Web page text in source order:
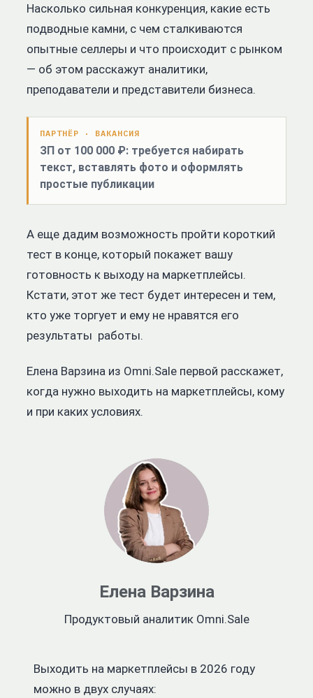
Насколько сильная конкуренция, какие есть
подводные камни, с чем сталкиваются
опытные селлеры и что происходит с рынком
— об этом расскажут аналитики,
преподаватели и представители бизнеса.
ПАРТНЁР · ВАКАНСИЯ
ЗП от 100 000 ₽: требуется набирать
текст, вставлять фото и оформлять
простые публикации
А еще дадим возможность пройти короткий
тест в конце, который покажет вашу
готовность к выходу на маркетплейсы.
Кстати, этот же тест будет интересен и тем,
кто уже торгует и ему не нравятся его
результаты работы.
Елена Варзина из Omni.Sale первой расскажет,
когда нужно выходить на маркетплейсы, кому
и при каких условиях.
Елена Варзина
Продуктовый аналитик Omni.Sale
Выходить на маркетплейсы в 2026 году
можно в двух случаях: